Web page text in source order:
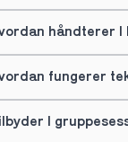
håndterer I
fungerer
I